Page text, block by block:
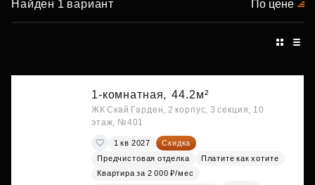
Найден 1 вариант По цене
1-комнатная, 44.2м²
ЖК Скай Гарден, 2 корпус, 3 секция, 10
этаж, №401
1 кв 2027
Скидка
Предчистовая отделка
Платите как хотите
Квартира за 2 000 ₽/мес